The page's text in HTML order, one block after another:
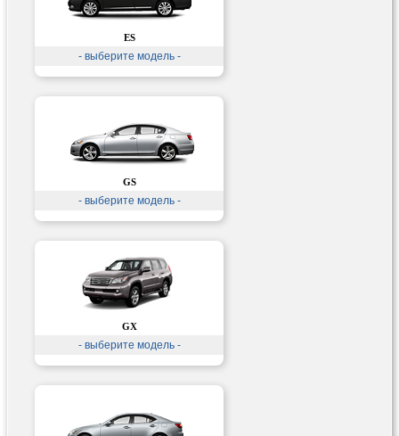
ES
- выберите модель -
GS
- выберите модель -
GX
- выберите модель -